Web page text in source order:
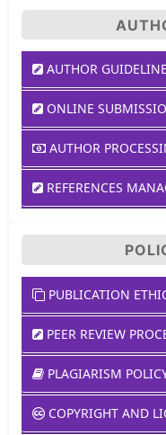
AUTHOR
ONLINE
AUTHOR
REFERENCES
PUBLICATION
PEER REVIEW
PLAGIARISM
COPYRIGHT AND